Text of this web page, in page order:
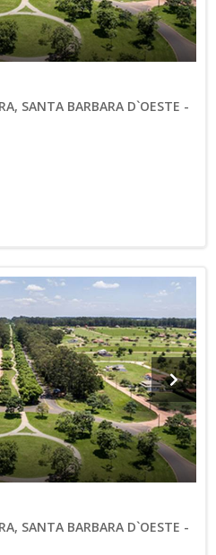
SANTA BARBARA D`OESTE -
SANTA BARBARA D`OESTE -